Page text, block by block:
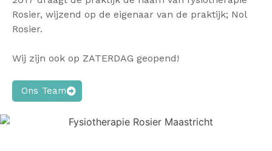
Rosier, wijzend op de eigenaar van de praktijk; Nol
Rosier.
Wij zijn ook op ZATERDAG geopend!
Ons Team